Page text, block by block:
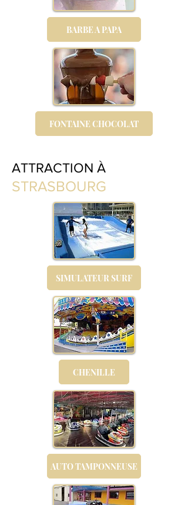
BARBE A PAPA
FONTAINE CHOCOLAT
ATTRACTION À
STRASBOURG
SIMULATEUR SURF
CHENILLE
AUTO TAMPONNEUSE